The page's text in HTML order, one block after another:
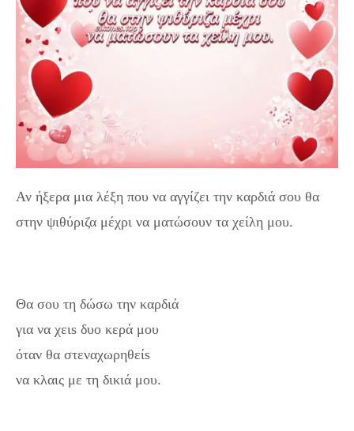
Αν ήξερα μια λέξη που να αγγίζει την καρδιά σου θα
στην ψιθύριζα μέχρι να ματώσουν τα χείλη μου.
Θα σου τη δώσω την καρδιά
για να χειs δυο κερά μου
όταν θα στεναχωρηθείs
να κλαις με τη δικιά μου.